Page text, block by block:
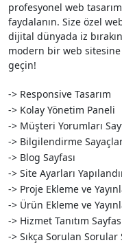
profesyonel web
faydalanın. Size özel
dijital dünyada iz
modern bir web
geçin!
-> Responsive Tasarım
-> Kolay Yönetim Paneli
-> Müşteri Yorumları
-> Bilgilendirme
-> Blog Sayfası
-> Site Ayarları
-> Proje Ekleme ve
-> Ürün Ekleme ve
-> Hizmet Tanıtım
-> Sıkça Sorulan Sorular